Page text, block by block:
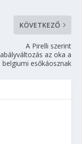
KÖVETKEZŐ
A Pirelli szerint
az oka a
belgiumi esőkáosznak